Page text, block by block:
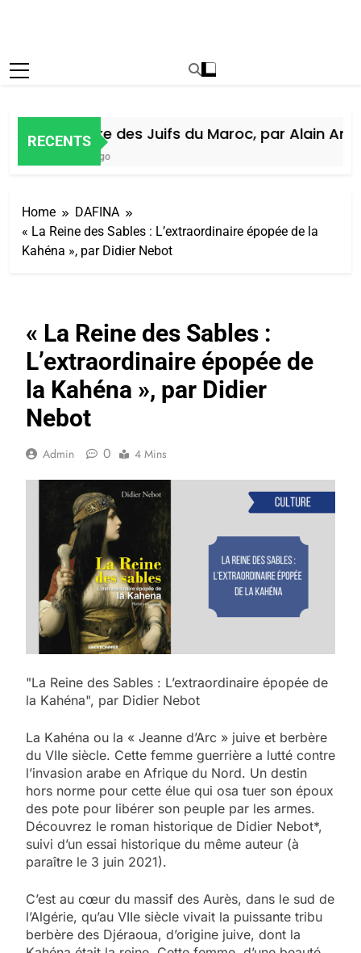
RECENTS
Histoire des Juifs du Maroc, par Alain Amiel
Home
DAFINA
« La Reine des Sables : L’extraordinaire épopée de la
Kahéna », par Didier Nebot
« La Reine des Sables :
L’extraordinaire épopée de
la Kahéna », par Didier
Nebot
Admin 0 4 Mins
"La Reine des Sables : L’extraordinaire épopée de
la Kahéna", par Didier Nebot
La Kahéna ou la « Jeanne d’Arc » juive et berbère
du VIIe siècle. Cette femme guerrière a lutté contre
l’invasion arabe en Afrique du Nord. Un destin
hors norme pour cette élue qui osa tuer son époux
des pote pour libérer son peuple par les armes.
Découvrez le roman historique de Didier Nebot*,
suivi d’un essai historique du même auteur (à
paraître le 3 juin 2021).
C’est au cœur du massif des Aurès, dans le sud de
l’Algérie, qu’au VIIe siècle vivait la puissante tribu
berbère des Djéraoua, d’origine juive, dont la